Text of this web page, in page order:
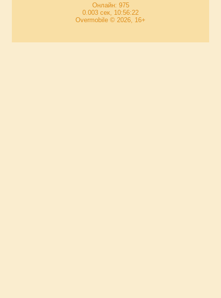
Онлайн: 975
0.003 сек, 10:56:22
Overmobile © 2026, 16+